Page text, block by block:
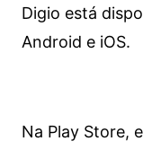
Digio está
Android e iOS.
Na Play Store,